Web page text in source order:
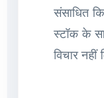
संसाधित
स्टॉक के
विचार नहीं